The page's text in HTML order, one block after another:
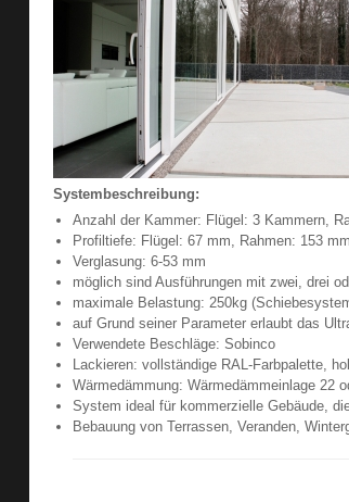
Systembeschreibung:
Anzahl der Kammer: Flügel: 3 Kammern,
Profiltiefe: Flügel: 67 mm, Rahmen: 153
Verglasung: 6-53 mm
möglich sind Ausführungen mit zwei, drei
maximale Belastung: 250kg
auf Grund seiner Parameter erlaubt das
Verwendete Beschläge: Sobinco
Lackieren: vollständige RAL-Farbpalette,
Wärmedämmung: Wärmedämmeinlage 22
System ideal für kommerzielle Gebäude,
Bebauung von Terrassen, Veranden,